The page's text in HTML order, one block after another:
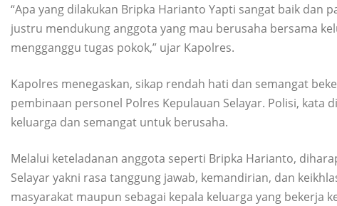
“Apa yang dilakukan Bripka Harianto Yapti sangat baik dan
justru mendukung anggota yang mau berusaha bersama
mengganggu tugas pokok,” ujar Kapolres.
Kapolres menegaskan, sikap rendah hati dan semangat
pembinaan personel Polres Kepulauan Selayar. Polisi, kata
keluarga dan semangat untuk berusaha.
Melalui keteladanan anggota seperti Bripka Harianto,
Selayar yakni rasa tanggung jawab, kemandirian, dan
masyarakat maupun sebagai kepala keluarga yang bekerja